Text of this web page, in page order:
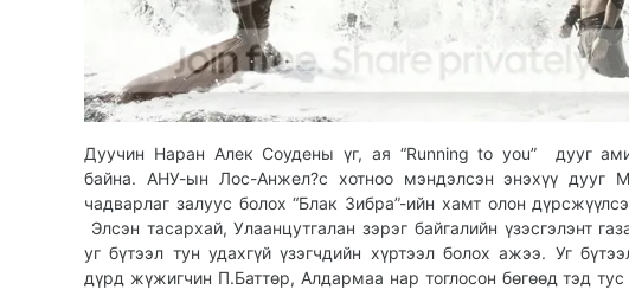
Дуучин Наран Алек Соудены үг, ая “Running to you” дууг
байна. АНУ-ын Лос-Анжел?с хотноо мэндэлсэн энэхүү дууг
чадварлаг залуус болох “Блак Зибра”-ийн хамт олон
Элсэн тасархай, Улаанцутгалан зэрэг байгалийн үзэсгэлэнт
уг бүтээл тун удахгүй үзэгчдийн хүртээл болох ажээ. Уг
дүрд жүжигчин П.Баттөр, Алдармаа нар тоглосон бөгөөд тэд тус